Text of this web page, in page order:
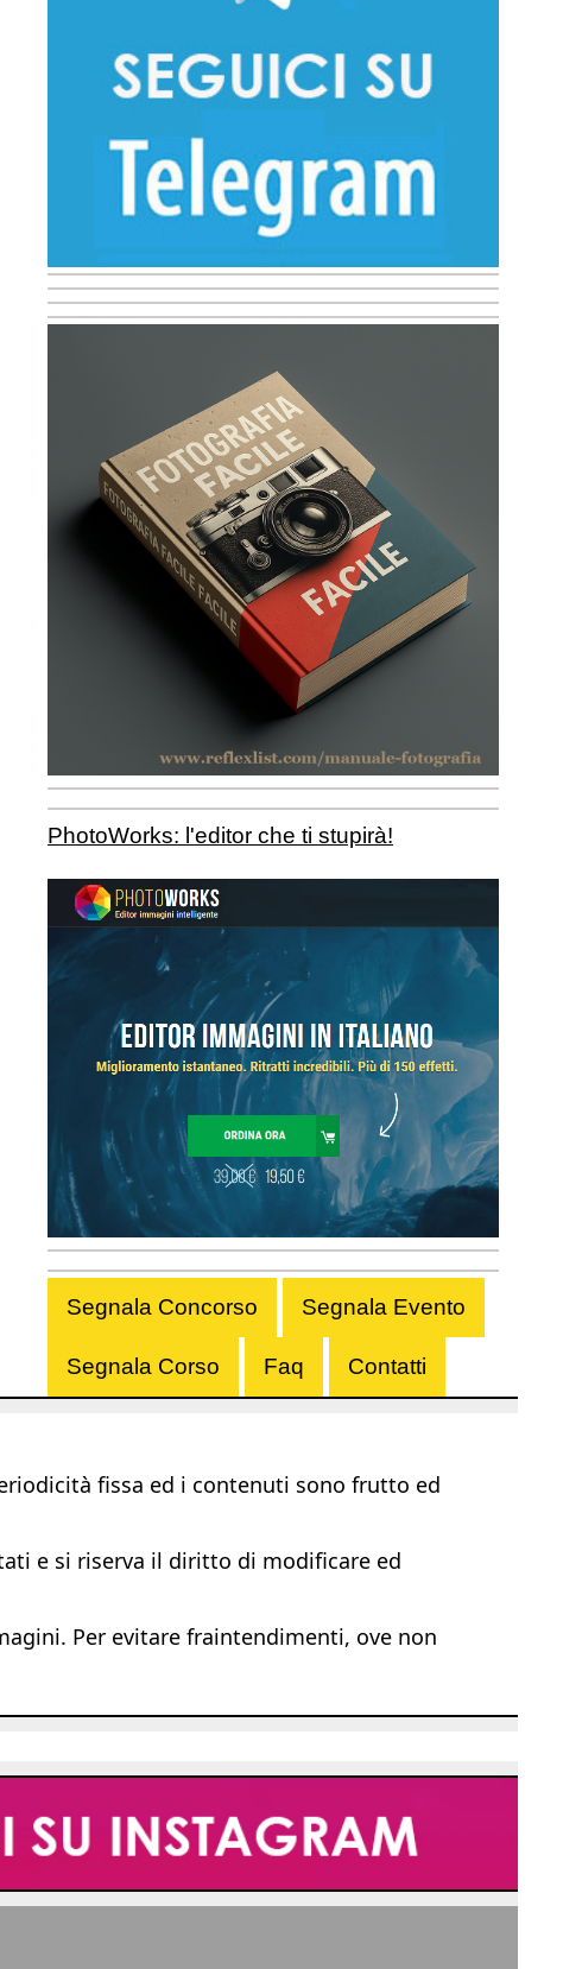
PhotoWorks: l'editor che ti stupirà!
Segnala Concorso Segnala Evento
Segnala Corso Faq Contatti
fissa ed i contenuti sono frutto ed
e si riserva il diritto di modificare ed
Per evitare fraintendimenti, ove non